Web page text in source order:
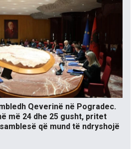
Qeverinë në Pogradec.
më 24 dhe 25 gusht, pritet
që mund të ndryshojë